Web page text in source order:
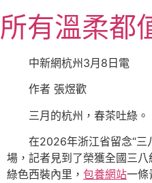
至
主所有溫柔都
中新網杭州3月8日電
作者 張煜歡
三月的杭州，春茶吐綠。
在2026年浙江省留念“三
場，記者見到了榮獲全國三
綠色西裝內里， 包養網站一條